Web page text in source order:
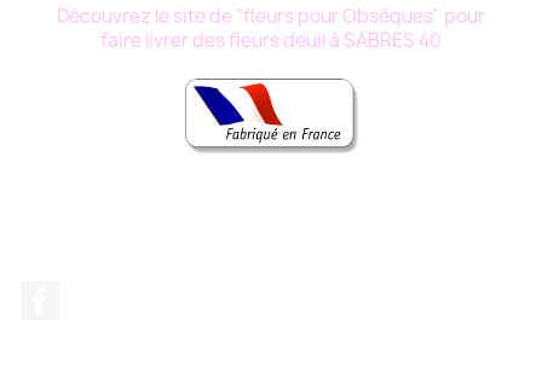
Découvrez le site de "fleurs pour Obsèques" pour
faire livrer des fleurs deuil à SABRES 40